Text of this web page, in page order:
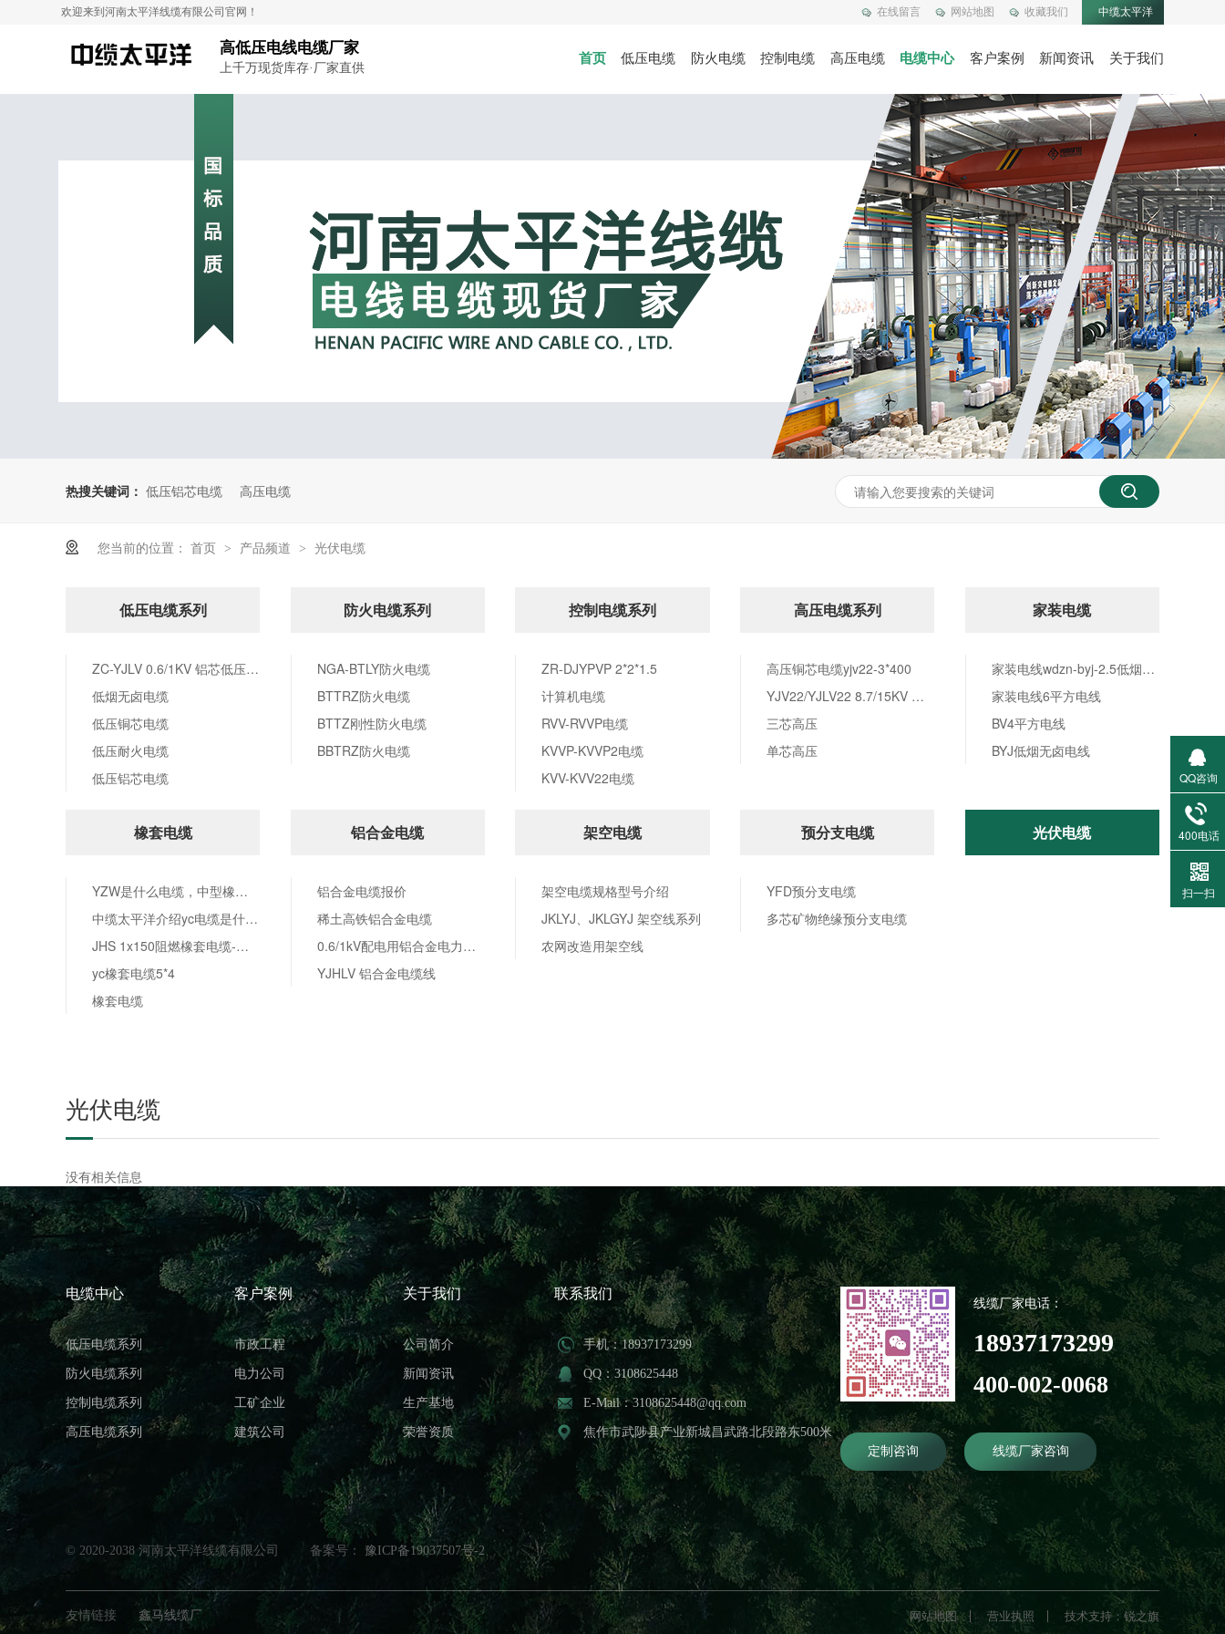
在线留言 网站地图 收藏我们 中缆太平洋
欢迎来到河南太平洋线缆有限公司官网！
高低压电线电缆厂家
上千万现货库存·厂家直供
首页 低压电缆 防火电缆 控制电缆 高压电缆 电缆中心 客户案例 新闻资讯 关于我们
热搜关键词： 低压铝芯电缆 高压电缆
您当前的位置： 首页 > 产品频道 > 光伏电缆
低压电缆系列
ZC-YJLV 0.6/1KV 铝芯低压电力电缆系列-多芯铝电缆厂家
低烟无卤电缆
低压铜芯电缆
低压耐火电缆
低压铝芯电缆
防火电缆系列
NGA-BTLY防火电缆
BTTRZ防火电缆
BTTZ刚性防火电缆
BBTRZ防火电缆
控制电缆系列
ZR-DJYPVP 2*2*1.5
计算机电缆
RVV-RVVP电缆
KVVP-KVVP2电缆
KVV-KVV22电缆
高压电缆系列
高压铜芯电缆yjv22-3*400
YJV22/YJLV22 8.7/15KV 高压电力电缆系列
三芯高压
单芯高压
家装电缆
家装电线wdzn-byj-2.5低烟无卤电线价格
家装电线6平方电线
BV4平方电线
BYJ低烟无卤电线
橡套电缆
YZW是什么电缆，中型橡套电缆
中缆太平洋介绍yc电缆是什么电缆
JHS 1x150阻燃橡套电缆-防水橡套电缆厂家
yc橡套电缆5*4
橡套电缆
铝合金电缆
铝合金电缆报价
稀土高铁铝合金电缆
0.6/1kV配电用铝合金电力电缆
YJHLV 铝合金电缆线
架空电缆
架空电缆规格型号介绍
JKLYJ、JKLGYJ 架空线系列
农网改造用架空线
预分支电缆
YFD预分支电缆
多芯矿物绝缘预分支电缆
光伏电缆
光伏电缆
没有相关信息
电缆中心
低压电缆系列
防火电缆系列
控制电缆系列
高压电缆系列
客户案例
市政工程
电力公司
工矿企业
建筑公司
关于我们
公司简介
新闻资讯
生产基地
荣誉资质
© 2020-2038 河南太平洋线缆有限公司 备案号： 豫ICP备19037507号-2
联系我们
手机：18937173299
QQ：3108625448
E-Mail：3108625448@qq.com
焦作市武陟县产业新城昌武路北段路东500米
线缆厂家电话：
18937173299
400-002-0068
定制咨询 线缆厂家咨询
网站地图 营业执照 技术支持：锐之旗
友情链接 鑫马线缆厂
QQ咨询
400电话
扫一扫